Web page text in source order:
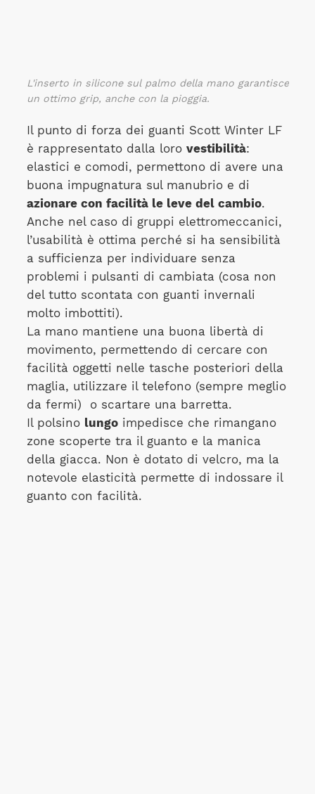
L'inserto in silicone sul palmo della mano garantisce
un ottimo grip, anche con la pioggia.
Il punto di forza dei guanti Scott Winter LF
è rappresentato dalla loro vestibilità:
elastici e comodi, permettono di avere una
buona impugnatura sul manubrio e di
azionare con facilità le leve del cambio.
Anche nel caso di gruppi elettromeccanici,
l’usabilità è ottima perché si ha sensibilità
a sufficienza per individuare senza
problemi i pulsanti di cambiata (cosa non
del tutto scontata con guanti invernali
molto imbottiti).
La mano mantiene una buona libertà di
movimento, permettendo di cercare con
facilità oggetti nelle tasche posteriori della
maglia, utilizzare il telefono (sempre meglio
da fermi) o scartare una barretta.
Il polsino lungoimpedisce che rimangano
zone scoperte tra il guanto e la manica
della giacca. Non è dotato di velcro, ma la
notevole elasticità permette di indossare il
guanto con facilità.